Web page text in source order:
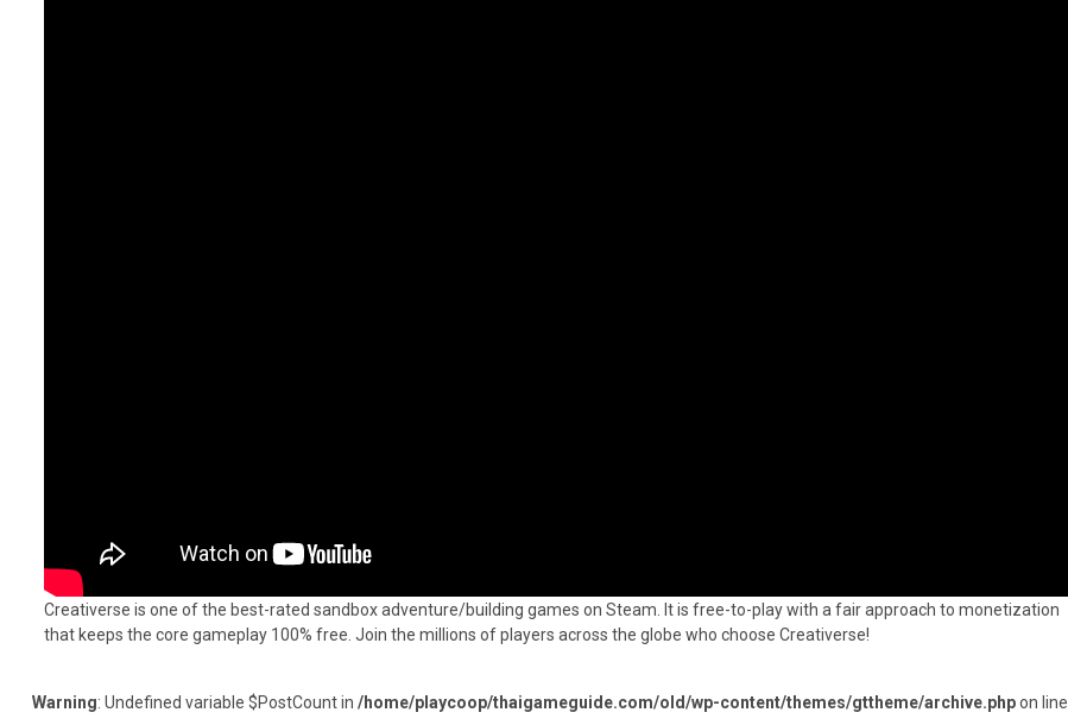
Creativerse is one of the best-rated sandbox adventure/building games on Steam. It is free-to-play with a fair approach to monetization
that keeps the core gameplay 100% free. Join the millions of players across the globe who choose Creativerse!
Warning: Undefined variable $PostCount in /home/playcoop/thaigameguide.com/old/wp-content/themes/gttheme/archive.phpon line